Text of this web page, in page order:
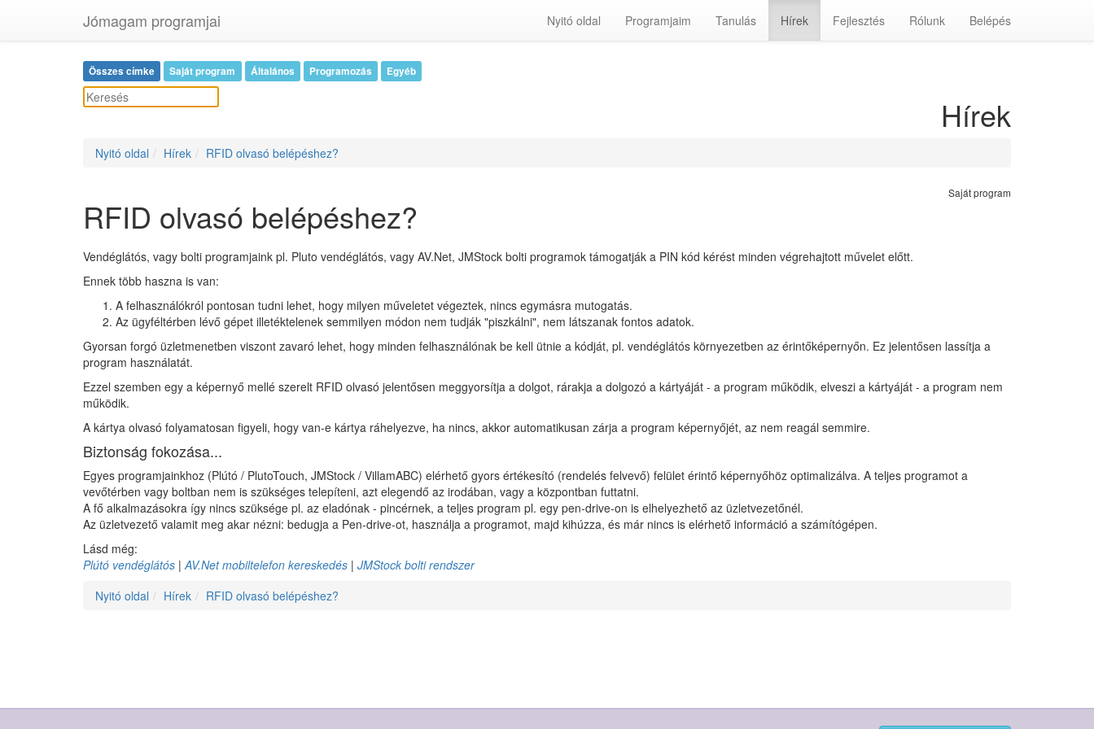
Jómagam programjai Nyitó oldal Programjaim Tanulás Hírek Fejlesztés Rólunk Belépés
Összes címke Saját program Általános Programozás Egyéb
Hírek
Nyitó oldal Hírek RFID olvasó belépéshez?
RFID olvasó belépéshez?
Saját program
Vendéglátós, vagy bolti programjaink pl. Pluto vendéglátós, vagy AV.Net, JMStock bolti programok támogatják a PIN kód kérést minden végrehajtott művelet előtt.
Ennek több haszna is van:
A felhasználókról pontosan tudni lehet, hogy milyen műveletet végeztek, nincs egymásra mutogatás.
Az ügyféltérben lévő gépet illetéktelenek semmilyen módon nem tudják "piszkálni", nem látszanak fontos adatok.
Gyorsan forgó üzletmenetben viszont zavaró lehet, hogy minden felhasználónak be kell ütnie a kódját, pl. vendéglátós környezetben az érintőképernyőn. Ez jelentősen lassítja a
program használatát.
Ezzel szemben egy a képernyő mellé szerelt RFID olvasó jelentősen meggyorsítja a dolgot, rárakja a dolgozó a kártyáját - a program működik, elveszi a kártyáját - a program nem
működik.
A kártya olvasó folyamatosan figyeli, hogy van-e kártya ráhelyezve, ha nincs, akkor automatikusan zárja a program képernyőjét, az nem reagál semmire.
Biztonság fokozása...
Egyes programjainkhoz (Plútó / PlutoTouch, JMStock / VillamABC) elérhető gyors értékesító (rendelés felvevő) felület érintő képernyőhöz optimalizálva. A teljes programot a
vevőtérben vagy boltban nem is szükséges telepíteni, azt elegendő az irodában, vagy a központban futtatni.
A fő alkalmazásokra így nincs szüksége pl. az eladónak - pincérnek, a teljes program pl. egy pen-drive-on is elhelyezhető az üzletvezetőnél.
Az üzletvezető valamit meg akar nézni: bedugja a Pen-drive-ot, használja a programot, majd kihúzza, és már nincs is elérhető információ a számítógépen.
Lásd még:
Plútó vendéglátós |AV.Net mobiltelefon kereskedés | JMStock bolti rendszer
Nyitó oldal
Hírek RFID olvasó belépéshez?